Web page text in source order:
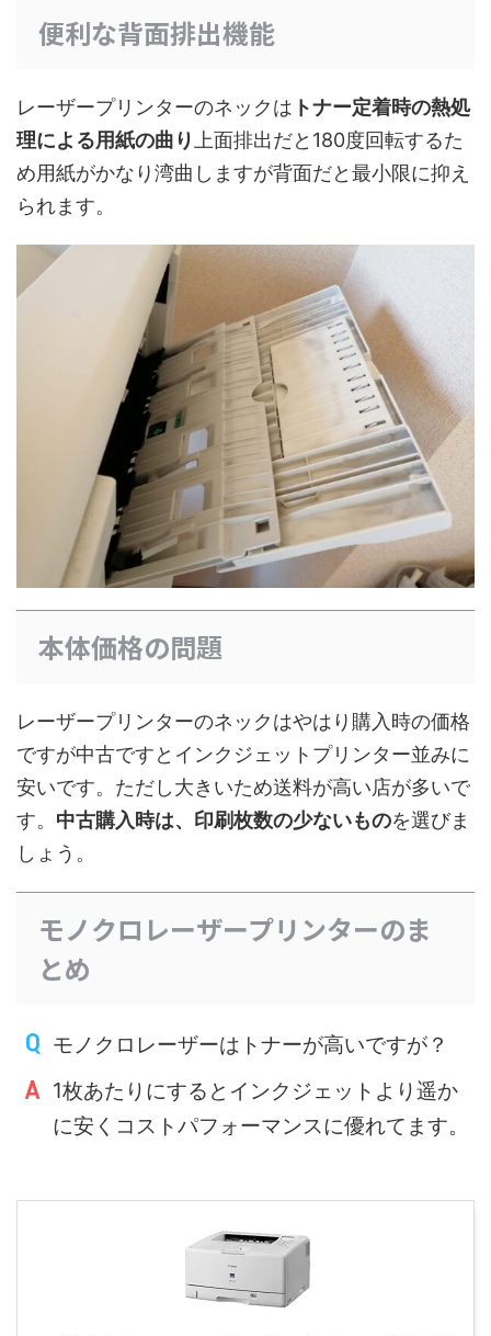
便利な背面排出機能
レーザープリンターのネックは トナー定着時の熱処
理による用紙の曲り 上面排出だと180度回転するた
め用紙がかなり湾曲しますが背面だと最小限に抑え
られます。
本体価格の問題
レーザープリンターのネックはやはり購入時の価格
ですが中古ですとインクジェットプリンター並みに
安いです。ただし大きいため送料が高い店が多いで
す。 中古購入時は、印刷枚数の少ないものを選びま
しょう。
モノクロレーザープリンターのま
とめ
モノクロレーザーはトナーが高いですが？
1枚あたりにするとインクジェットより遥か
に安くコストパフォーマンスに優れてます。